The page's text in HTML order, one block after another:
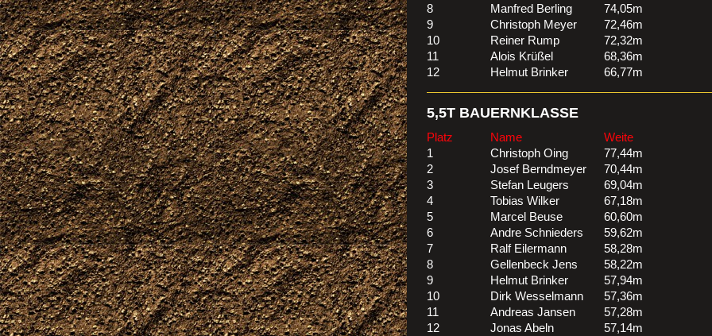
8
Manfred Berling
74,05m
9
Christoph Meyer
72,46m
10
Reiner Rump
72,32m
11
Alois Krüßel
68,36m
12
Helmut Brinker 66,77m
5,5T BAUERNKLASSE
Platz Name
Weite
1
Christoph Oing
77,44m
2
Josef Berndmeyer
70,44m
3
Stefan Leugers
69,04m
4
Tobias Wilker
67,18m
5
Marcel Beuse
60,60m
6
Andre Schnieders
59,62m
7
Ralf Eilermann
58,28m
8
Gellenbeck Jens
58,22m
9
Helmut Brinker
57,94m
10
Dirk Wesselmann
57,36m
11
Andreas Jansen
57,28m
12
Jonas Abeln
57,14m